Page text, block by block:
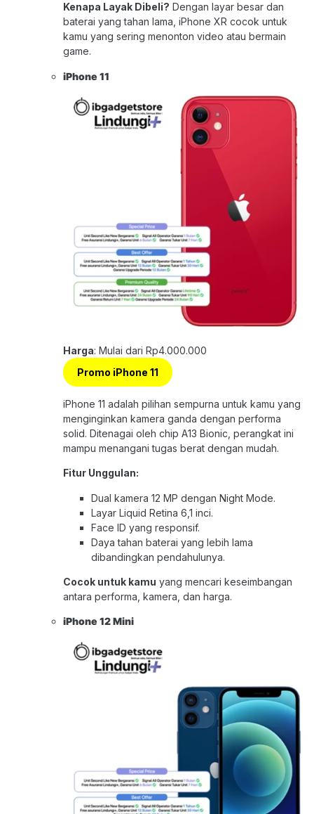
Kenapa Layak Dibeli? Dengan layar besar dan
baterai yang tahan lama, iPhone XR cocok untuk
kamu yang sering menonton video atau bermain
game.
iPhone 11
Harga: Mulai dari Rp4.000.000
Promo iPhone 11
iPhone 11 adalah pilihan sempurna untuk kamu yang
menginginkan kamera ganda dengan performa
solid. Ditenagai oleh chip A13 Bionic, perangkat ini
mampu menangani tugas berat dengan mudah.
Fitur Unggulan:
Dual kamera 12 MP dengan Night Mode.
Layar Liquid Retina 6,1 inci.
Face ID yang responsif.
Daya tahan baterai yang lebih lama
dibandingkan pendahulunya.
Cocok untuk kamu yang mencari keseimbangan
antara performa, kamera, dan harga.
iPhone 12 Mini